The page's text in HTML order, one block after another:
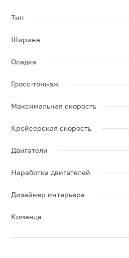
Тип
Ширина
Осадка
Гросс-тоннаж
Максимальная скорость
Крейсерская скорость
Двигатели
Наработка двигателей
Дизайнер интерьера
Команда